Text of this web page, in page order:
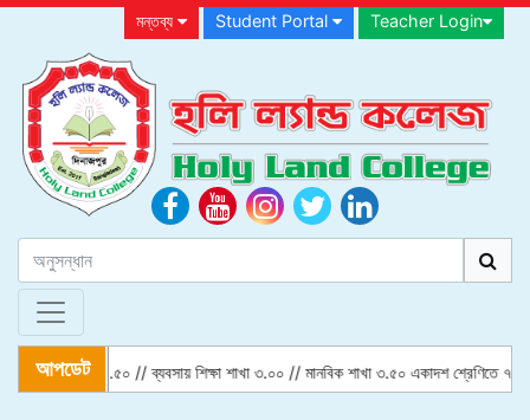
মন্তব্য Student Portal Teacher Login
আপডেট
// বিজ্ঞান শাখা ৪.৫০ // ব্যবসায় শিক্ষা শাখা ৩.০০ // মানবিক শাখা ৩.৫০ একাদশ শ্রেণিতে ৭০